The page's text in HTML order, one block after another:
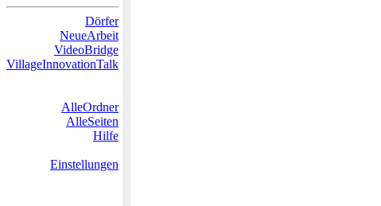
Dörfer
NeueArbeit
VideoBridge
VillageInnovationTalk
AlleOrdner
AlleSeiten
Hilfe
Einstellungen